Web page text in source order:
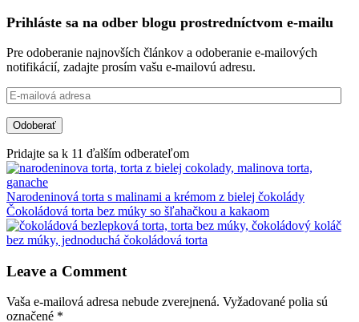
Prihláste sa na odber blogu prostredníctvom e-mailu
Pre odoberanie najnovších článkov a odoberanie e-mailových
notifikácií, zadajte prosím vašu e-mailovú adresu.
E-
mailová
adresa
Odoberať
Pridajte sa k 11 ďalším odberateľom
Narodeninová torta s malinami a krémom z bielej čokolády
Čokoládová torta bez múky so šľahačkou a kakaom
Leave a Comment
Vaša e-mailová adresa nebude zverejnená. Vyžadované polia sú
označené *